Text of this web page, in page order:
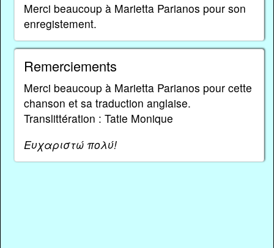
Merci beaucoup à Marietta Parianos pour son
enregistement.
Remerciements
Merci beaucoup à Marietta Parianos pour cette
chanson et sa traduction anglaise.
Translittération : Tatie Monique
Ευχαριστώ πολύ!